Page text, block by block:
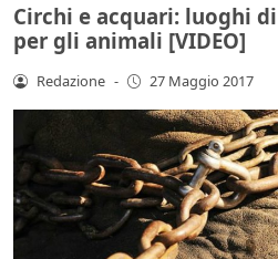
Circhi e acquari: luoghi
per gli animali [VIDEO]
Redazione - 27 Maggio 2017